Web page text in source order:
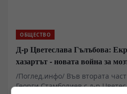
ОБЩЕСТВО
Д-р Цветеслава Гълъбова:
хазартът - новата война за
/Поглед.инфо/ Във втората
Георги Стамболиев с д-р